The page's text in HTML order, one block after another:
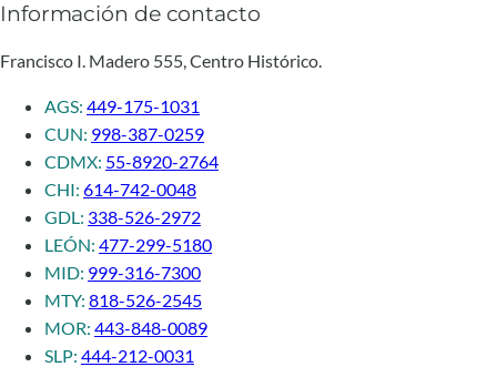
Información de contacto
Francisco I. Madero 555, Centro Histórico.
AGS: 449-175-1031
CUN: 998-387-0259
CDMX: 55-8920-2764
CHI: 614-742-0048
GDL: 338-526-2972
LEÓN: 477-299-5180
MID: 999-316-7300
MTY: 818-526-2545
MOR: 443-848-0089
SLP: 444-212-0031